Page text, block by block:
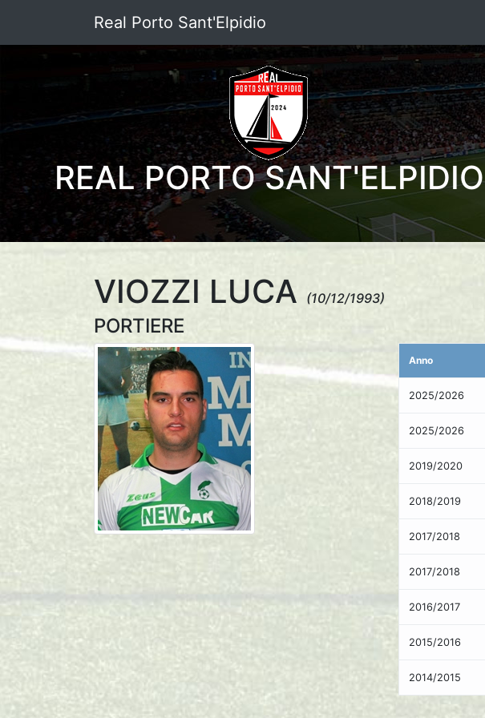
Real Porto Sant'Elpidio
REAL PORTO SANT'ELPIDIO
VIOZZI LUCA (10/12/1993)
PORTIERE
Anno
2025/2026
2025/2026
2019/2020
2018/2019
2017/2018
2017/2018
2016/2017
2015/2016
2014/2015